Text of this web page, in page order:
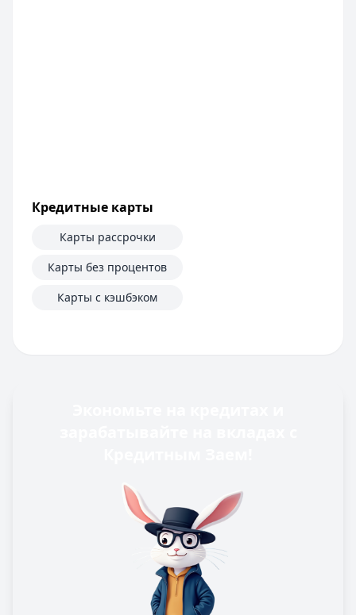
Кредитные карты
Карты рассрочки
Карты без процентов
Карты с кэшбэком